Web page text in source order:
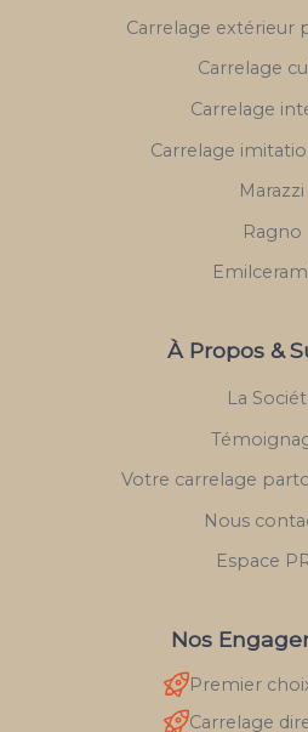
Carrelage extérieur
Carrelage
Carrelage
Carrelage
Marazzi
Ragno
À Propos &
La
Votre carrelage
Nous
Espace
Nos
Premier
Carrelage